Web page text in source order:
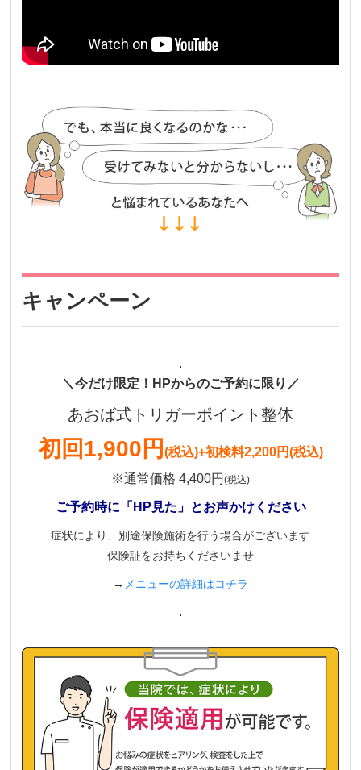
キャンペーン
.
＼今だけ限定！HPからのご予約に限り／
あおば式トリガーポイント整体
初回1,900円 (税込)+初検料2,200円(税込)
※通常価格 4,400円 (税込)
ご予約時に「HP見た」とお声かけください
症状により、別途保険施術を行う場合がございます
保険証をお持ちくださいませ
→ メニューの詳細はコチラ
.